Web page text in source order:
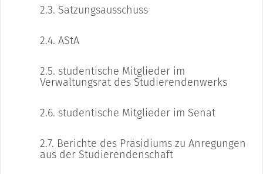
2.3. Satzungsausschuss
2.4. AStA
2.5. studentische Mitglieder im
Verwaltungsrat des Studierendenwerks
2.6. studentische Mitglieder im Senat
2.7. Berichte des Präsidiums zu Anregungen
aus der Studierendenschaft